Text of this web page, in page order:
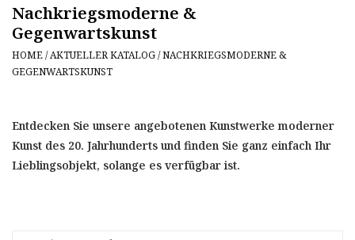
ÜBER UNS
THEMEN
Nachkriegsmoderne &
Gegenwartskunst
HOME/AKTUELLER KATALOG/NACHKRIEGSMODERNE &
GEGENWARTSKUNST
Entdecken Sie unsere angebotenen Kunstwerke moderner
Kunst des 20. Jahrhunderts und finden Sie ganz einfach Ihr
Lieblingsobjekt, solange es verfügbar ist.